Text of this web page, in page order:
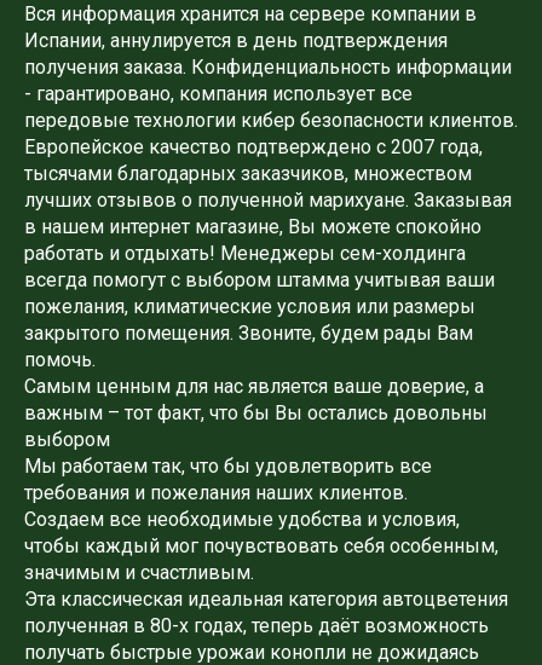
Вся информация хранится на сервере компании в
Испании, аннулируется в день подтверждения
получения заказа. Конфиденциальность информации
- гарантировано, компания использует все
передовые технологии кибер безопасности клиентов.
Европейское качество подтверждено с 2007 года,
тысячами благодарных заказчиков, множеством
лучших отзывов о полученной марихуане. Заказывая
в нашем интернет магазине, Вы можете спокойно
работать и отдыхать! Менеджеры сем-холдинга
всегда помогут с выбором штамма учитывая ваши
пожелания, климатические условия или размеры
закрытого помещения. Звоните, будем рады Вам
помочь.
Самым ценным для нас является ваше доверие, а
важным – тот факт, что бы Вы остались довольны
выбором
Мы работаем так, что бы удовлетворить все
требования и пожелания наших клиентов.
Создаем все необходимые удобства и условия,
чтобы каждый мог почувствовать себя особенным,
значимым и счастливым.
Эта классическая идеальная категория автоцветения
полученная в 80-х годах, теперь даёт возможность
получать быстрые урожаи конопли не дожидаясь